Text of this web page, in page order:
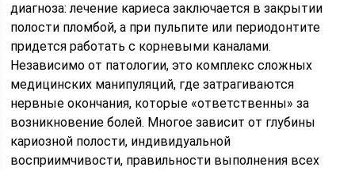
диагноза: лечение кариеса заключается в закрытии
полости пломбой, а при пульпите или периодонтите
придется работать с корневыми каналами.
Независимо от патологии, это комплекс сложных
медицинских манипуляций, где затрагиваются
нервные окончания, которые «ответственны» за
возникновение болей. Многое зависит от глубины
кариозной полости, индивидуальной
восприимчивости, правильности выполнения всех